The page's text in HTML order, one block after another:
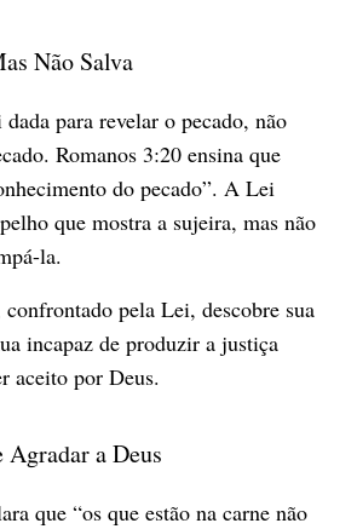
Não Salva
para revelar o pecado, não
Romanos 3:20 ensina que
do pecado”. A Lei
que mostra a sujeira, mas não
la.
pela Lei, descobre sua
incapaz de produzir a justiça
aceito por Deus.
Agradar a Deus
que “os que estão na carne não